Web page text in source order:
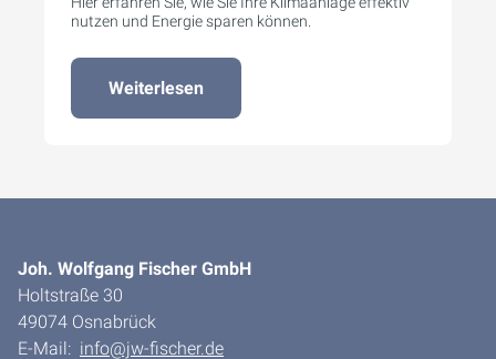
nutzen und Energie sparen können.
Weiterlesen
Joh. Wolfgang Fischer GmbH
Holtstraße 30
49074 Osnabrück
E-Mail: info@jw-fischer.de